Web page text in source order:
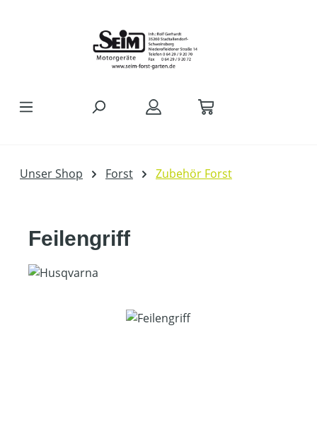
Unser Shop Forst Zubehör Forst
Feilengriff
Bildergalerie überspringen